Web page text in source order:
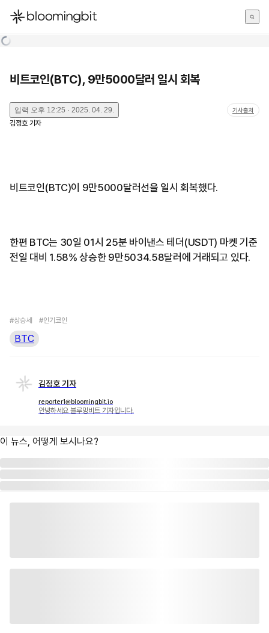
한국어
비트코인(BTC), 9만5000달러 일시 회복
입력 오후 12:25 · 2025. 04. 29. 기사출처
김정호 기자
비트코인(BTC)이 9만5000달러선을 일시 회복했다.
한편 BTC는 30일 01시 25분 바이낸스 테더(USDT) 마켓 기준
전일 대비 1.58% 상승한 9만5034.58달러에 거래되고 있다.
#상승세 #인기코인
BTC
김정호 기자
reporter1@bloomingbit.io
안녕하세요 블루밍비트 기자입니다.
이 뉴스, 어떻게 보시나요?